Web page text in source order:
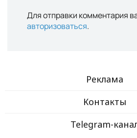
Для отправки комментария
авторизоваться.
Реклама
Контакты
Telegram-